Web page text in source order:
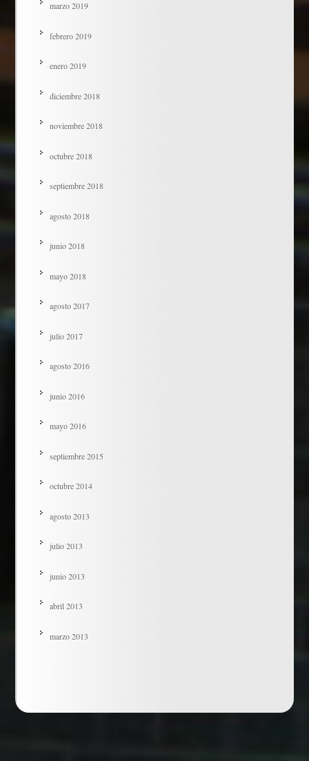
marzo 2019
febrero 2019
enero 2019
diciembre 2018
noviembre 2018
octubre 2018
septiembre 2018
agosto 2018
junio 2018
mayo 2018
agosto 2017
julio 2017
agosto 2016
junio 2016
mayo 2016
septiembre 2015
octubre 2014
agosto 2013
julio 2013
junio 2013
abril 2013
marzo 2013